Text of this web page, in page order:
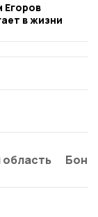
Егоров
в жизни
область